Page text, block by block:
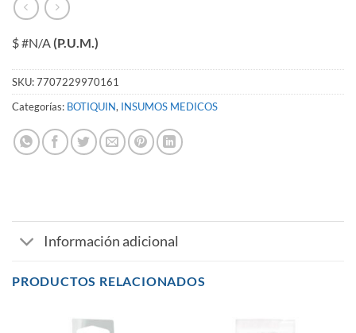
$ #N/A(P.U.M.)
SKU:7707229970161
Categorías: BOTIQUIN, INSUMOS MEDICOS
Información adicional
PRODUCTOS RELACIONADOS